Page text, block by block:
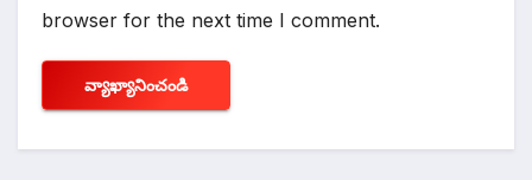
browser for the next time I comment.